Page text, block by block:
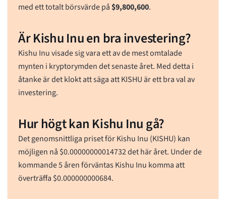
med ett totalt börsvärde på$9,800,600.
Är Kishu Inu en bra investering?
Kishu Inu visade sig vara ett av de mest omtalade
mynten i kryptorymden det senaste året. Med detta i
åtanke är det klokt att säga att KISHU är ett bra val av
investering.
Hur högt kan Kishu Inu gå?
Det genomsnittliga priset för Kishu Inu (KISHU) kan
möjligen nå $0.00000000014732det här året. Under de
kommande 5 åren förväntas Kishu Inu komma att
överträffa $0.000000000684.